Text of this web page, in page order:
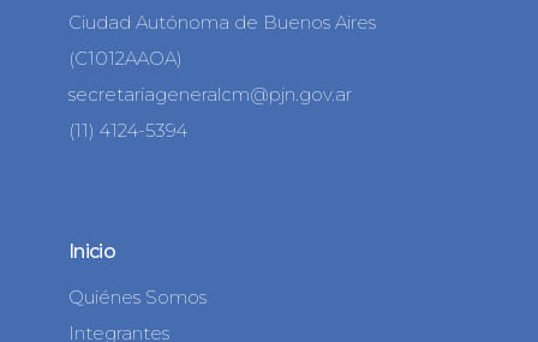
Ciudad Autónoma de Buenos Aires
(C1012AAOA)
secretariageneralcm@pjn.gov.ar
(11) 4124-5394
Inicio
Quiénes Somos
Integrantes